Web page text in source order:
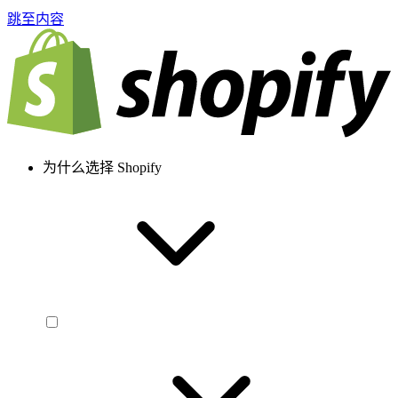
跳至内容
为什么选择 Shopify